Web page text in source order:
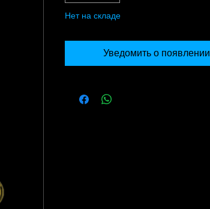
Нет на складе
Уведомить о появлении